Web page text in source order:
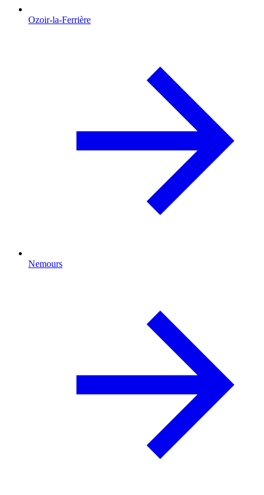
Ozoir-la-Ferrière
Nemours